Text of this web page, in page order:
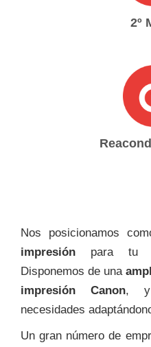
2º
Nos posicionamos
impresión para tu
Disponemos de una
impresión Canon, y
necesidades
Un gran número de